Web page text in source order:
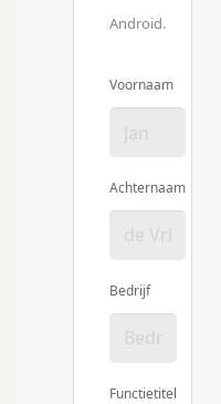
Android.
Voornaam
Achternaam
Bedrijf
Functietitel